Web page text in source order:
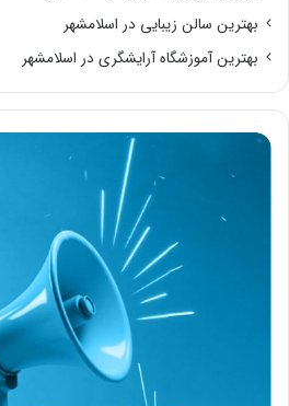
بهترین سالن زیبایی در اسلامشهر
بهترین آموزشگاه آرایشگری در اسلامشهر